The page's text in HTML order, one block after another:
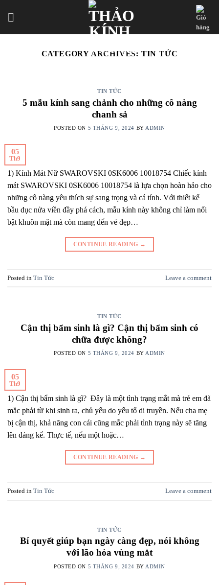
CATEGORY ARCHIVES: TIN TỨC
TIN TỨC
5 mẫu kính sang chảnh cho những cô nàng
chanh sả
POSTED ON 5 THÁNG 9, 2024 BY ADMIN
05
Th9
1) Kính Mát Nữ SWAROVSKI 0SK6006 10018754 Chiếc kính
mát SWAROVSKI 0SK6006 10018754 là lựa chọn hoàn hảo cho
những cô nàng yêu thích sự sang trọng và cá tính. Với thiết kế
bầu dục nửa viền đầy phá cách, mẫu kính này không chỉ làm nổi
bật khuôn mặt mà còn mang đến vẻ đẹp…
CONTINUE READING →
Posted in Tin Tức Leave a comment
TIN TỨC
Cận thị bẩm sinh là gì? Cận thị bẩm sinh có
chữa được không?
POSTED ON 5 THÁNG 9, 2024 BYADMIN
05
Th9
1) Cận thị bẩm sinh là gì? Đây là một tình trạng mắt mà trẻ em đã
mắc phải từ khi sinh ra, chủ yếu do yếu tố di truyền. Nếu cha mẹ
bị cận thị, khả năng con cái cũng mắc phải tình trạng này sẽ tăng
lên đáng kể. Thực tế, nếu một hoặc…
CONTINUE READING →
Posted in Tin Tức Leave a comment
TIN TỨC
Bí quyết giúp bạn ngày càng đẹp, nói không
với lão hóa vùng mắt
POSTED ON 5 THÁNG 9, 2024 BY ADMIN